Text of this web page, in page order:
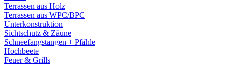
Terrassen aus Holz
Terrassen aus WPC/BPC
Unterkonstruktion
Sichtschutz & Zäune
Schneefangstangen + Pfähle
Hochbeete
Feuer & Grills